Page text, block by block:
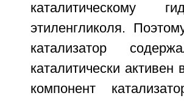
каталитическому
этиленгликоля.
катализатор
каталитически
компонент